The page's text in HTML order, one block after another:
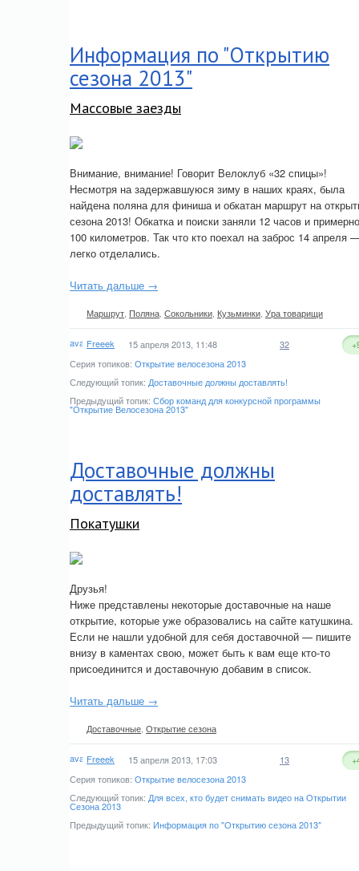
Информация по "Открытию
сезона 2013"
Массовые заезды
Внимание, внимание! Говорит Велоклуб «32 спицы»!
Несмотря на задержавшуюся зиму в наших краях, была
найдена поляна для финиша и обкатан маршрут на
сезона 2013! Обкатка и поиски заняли 12 часов и примерно
100 километров. Так что кто поехал на заброс 14 апреля
легко отделались.
Читать дальше →
Маршрут Поляна Сокольники Кузьминки Ура товарищи
Freeek 15 апреля 2013, 11:48 32
Серия топиков: Открытие велосезона 2013
Следующий топик: Доставочные должны доставлять!
Предыдущий топик: Сбор команд для конкурсной программы
"Открытие Велосезона 2013"
Доставочные должны
доставлять!
Покатушки
Друзья!
Ниже представлены некоторые доставочные на наше
открытие, которые уже образовались на сайте катушкина.
Если не нашли удобной для себя доставочной — пишите
внизу в каментах свою, может быть к вам еще кто-то
присоединится и доставочную добавим в список.
Читать дальше →
Доставочные Открытие сезона
Freeek 15 апреля 2013, 17:03 13
Серия топиков: Открытие велосезона 2013
Следующий топик: Для всех, кто будет снимать видео на Открытии
Сезона 2013
Предыдущий топик: Информация по "Открытию сезона 2013"